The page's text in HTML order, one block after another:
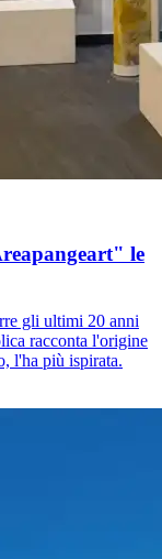
le
gli ultimi 20 anni
racconta l'origine
l'ha più ispirata.